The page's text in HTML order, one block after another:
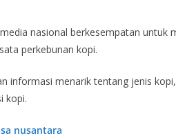
nasional berkesempatan untuk
perkebunan kopi.
informasi menarik tentang jenis
kopi.
nusantara